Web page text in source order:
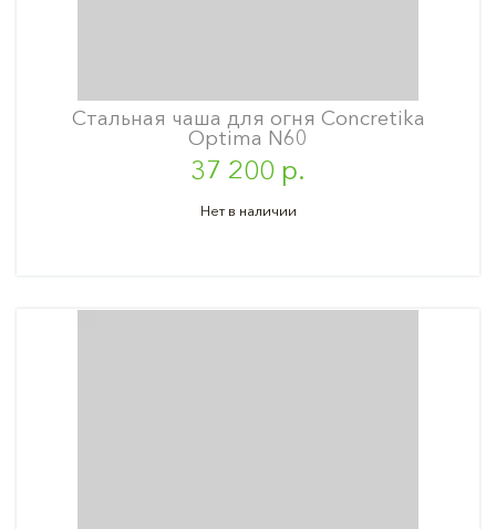
Стальная чаша для огня Concretika
Optima N60
37 200 р.
Нет в наличии